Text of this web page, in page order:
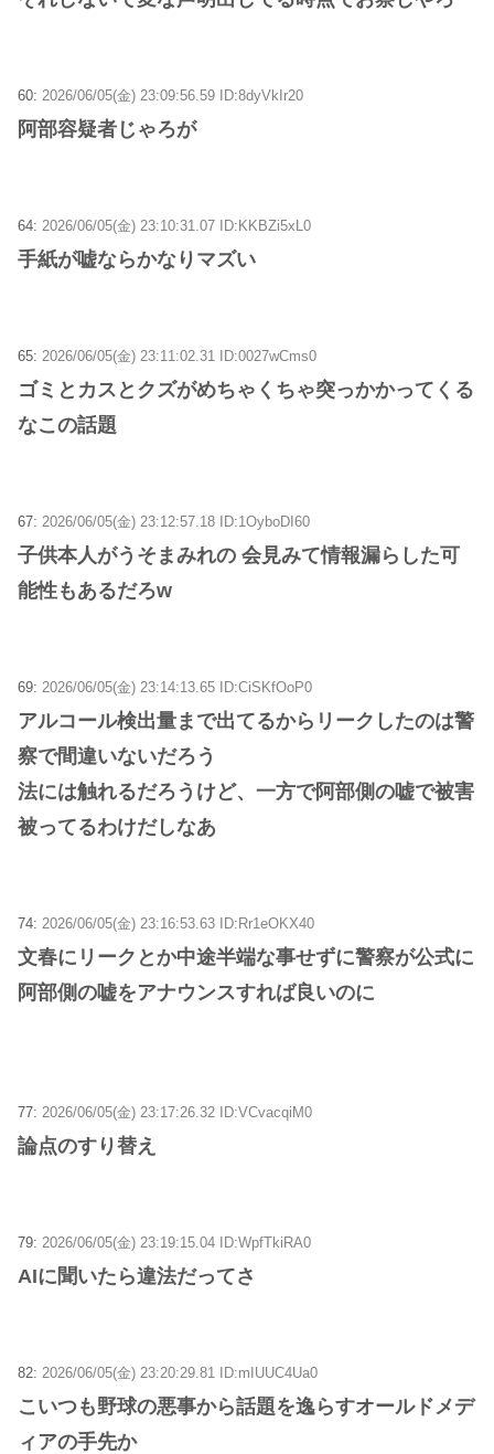
60: 2026/06/05(金) 23:09:56.59 ID:8dyVkIr20
阿部容疑者じゃろが
64: 2026/06/05(金) 23:10:31.07 ID:KKBZi5xL0
手紙が嘘ならかなりマズい
65: 2026/06/05(金) 23:11:02.31 ID:0027wCms0
ゴミとカスとクズがめちゃくちゃ突っかかってくる
なこの話題
67: 2026/06/05(金) 23:12:57.18 ID:1OyboDI60
子供本人がうそまみれの 会見みて情報漏らした可
能性もあるだろw
69: 2026/06/05(金) 23:14:13.65 ID:CiSKfOoP0
アルコール検出量まで出てるからリークしたのは警
察で間違いないだろう
法には触れるだろうけど、一方で阿部側の嘘で被害
被ってるわけだしなあ
74: 2026/06/05(金) 23:16:53.63 ID:Rr1eOKX40
文春にリークとか中途半端な事せずに警察が公式に
阿部側の嘘をアナウンスすれば良いのに
77: 2026/06/05(金) 23:17:26.32 ID:VCvacqiM0
論点のすり替え
79: 2026/06/05(金) 23:19:15.04 ID:WpfTkiRA0
AIに聞いたら違法だってさ
82: 2026/06/05(金) 23:20:29.81 ID:mIUUC4Ua0
こいつも野球の悪事から話題を逸らすオールドメデ
ィアの手先か